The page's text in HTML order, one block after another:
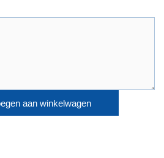
aantalaan winkelwagen